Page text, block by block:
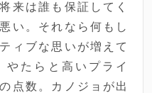
来は誰も保証してく
い。それなら何もし
ィブな思いが増えて
やたらと高いプライ
点数。カノジョが出